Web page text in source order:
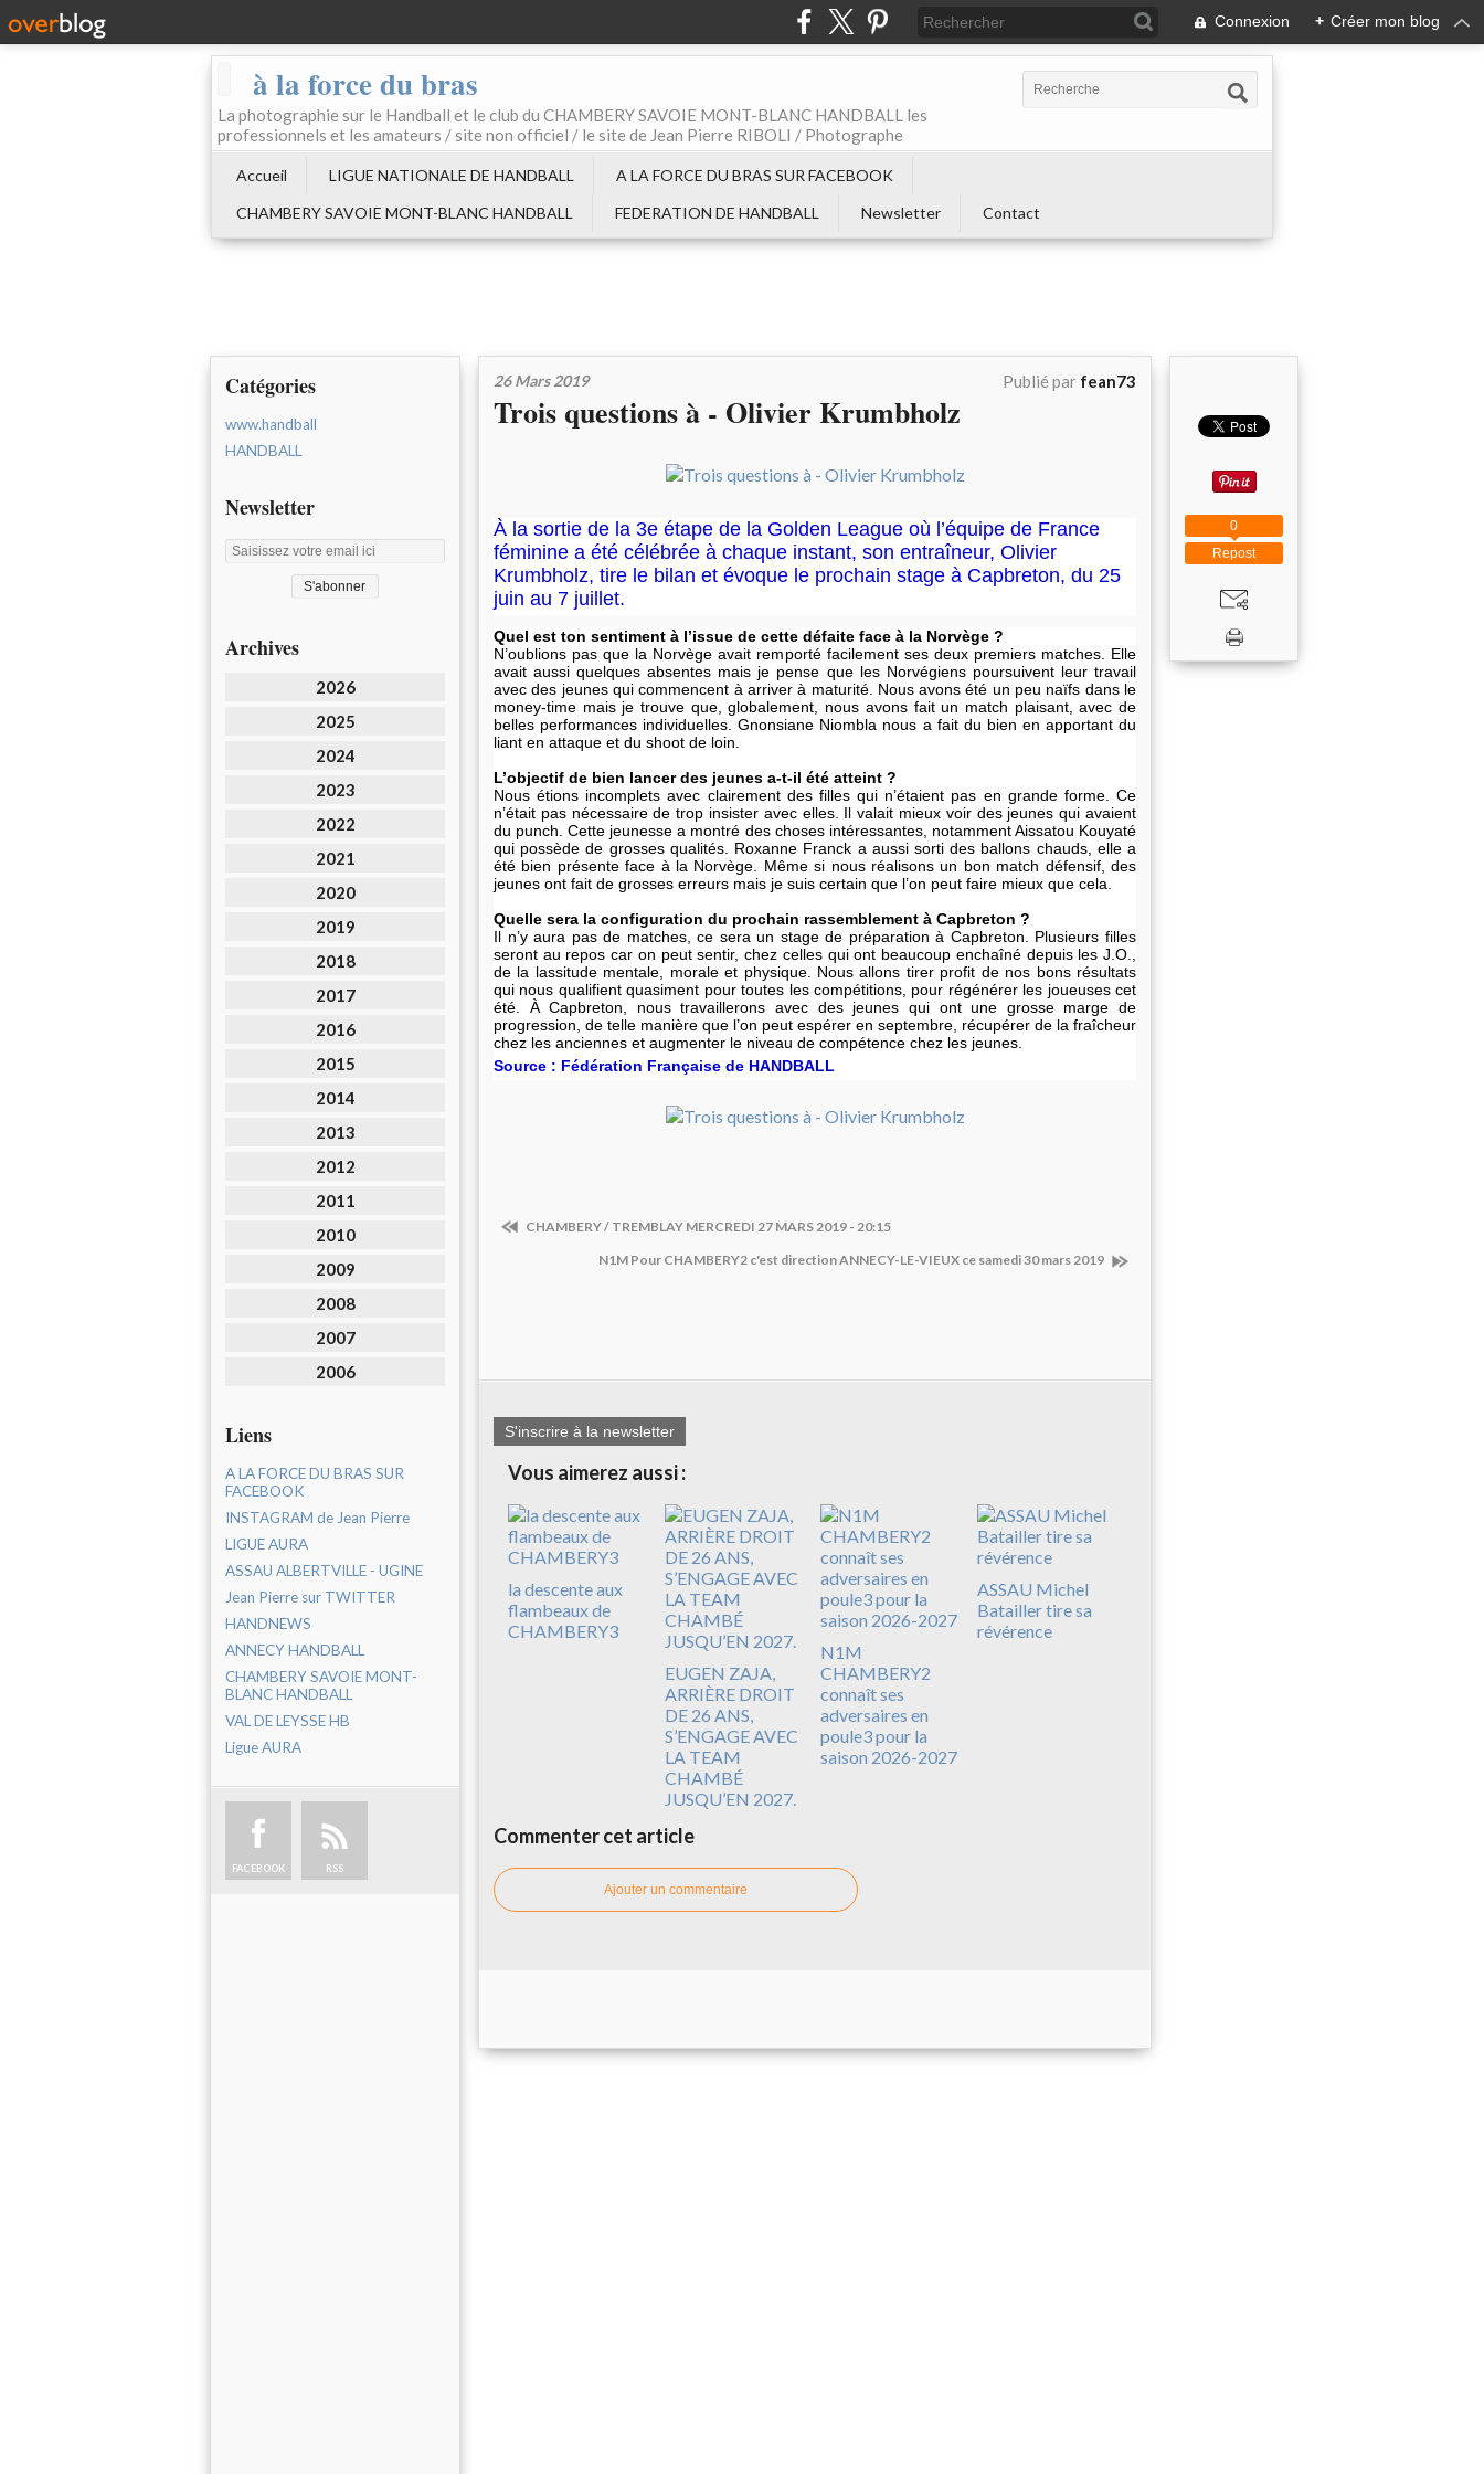
Connexion + Créer mon blog
à la force du bras
La photographie sur le Handball et le club du CHAMBERY SAVOIE MONT-BLANC HANDBALL les
professionnels et les amateurs / site non officiel / le site de Jean Pierre RIBOLI / Photographe
Accueil LIGUE NATIONALE DE HANDBALL
A LA FORCE DU BRAS SUR FACEBOOK
CHAMBERY SAVOIE MONT-BLANC HANDBALL
FEDERATION DE HANDBALL Newsletter Contact
Catégories
www.handball
HANDBALL
Newsletter
Archives
2026
2025
2024
2023
2022
2021
2020
2019
2018
2017
2016
2015
2014
2013
2012
2011
2010
2009
2008
2007
2006
Liens
A LA FORCE DU BRAS SUR
FACEBOOK
INSTAGRAM de Jean Pierre
LIGUE AURA
ASSAU ALBERTVILLE - UGINE
Jean Pierre sur TWITTER
HANDNEWS
ANNECY HANDBALL
CHAMBERY SAVOIE MONT-
BLANC HANDBALL
VAL DE LEYSSE HB
Ligue AURA
FACEBOOK RSS
26 Mars 2019 Publié par fean73
Trois questions à - Olivier Krumbholz
À la sortie de la 3e étape de la Golden League où l’équipe de France
féminine a été célébrée à chaque instant, son entraîneur, Olivier
Krumbholz, tire le bilan et évoque le prochain stage à Capbreton, du 25
juin au 7 juillet.
Quel est ton sentiment à l’issue de cette défaite face à la Norvège ?
N’oublions pas que la Norvège avait remporté facilement ses deux premiers matches. Elle
avait aussi quelques absentes mais je pense que les Norvégiens poursuivent leur travail
avec des jeunes qui commencent à arriver à maturité. Nous avons été un peu naïfs dans le
money-time mais je trouve que, globalement, nous avons fait un match plaisant, avec de
belles performances individuelles. Gnonsiane Niombla nous a fait du bien en apportant du
liant en attaque et du shoot de loin.
L’objectif de bien lancer des jeunes a-t-il été atteint ?
Nous étions incomplets avec clairement des filles qui n’étaient pas en grande forme. Ce
n’était pas nécessaire de trop insister avec elles. Il valait mieux voir des jeunes qui avaient
du punch. Cette jeunesse a montré des choses intéressantes, notamment Aissatou Kouyaté
qui possède de grosses qualités. Roxanne Franck a aussi sorti des ballons chauds, elle a
été bien présente face à la Norvège. Même si nous réalisons un bon match défensif, des
jeunes ont fait de grosses erreurs mais je suis certain que l’on peut faire mieux que cela.
Quelle sera la configuration du prochain rassemblement à Capbreton ?
Il n’y aura pas de matches, ce sera un stage de préparation à Capbreton. Plusieurs filles
seront au repos car on peut sentir, chez celles qui ont beaucoup enchaîné depuis les J.O.,
de la lassitude mentale, morale et physique. Nous allons tirer profit de nos bons résultats
qui nous qualifient quasiment pour toutes les compétitions, pour régénérer les joueuses cet
été. À Capbreton, nous travaillerons avec des jeunes qui ont une grosse marge de
progression, de telle manière que l’on peut espérer en septembre, récupérer de la fraîcheur
chez les anciennes et augmenter le niveau de compétence chez les jeunes.
Source : Fédération Française de HANDBALL
CHAMBERY / TREMBLAY MERCREDI 27 MARS 2019 - 20:15
N1M Pour CHAMBERY2 c'est direction ANNECY-LE-VIEUX ce samedi 30 mars 2019
S'inscrire à la newsletter
Vous aimerez aussi :
la descente aux
flambeaux de
CHAMBERY3
EUGEN ZAJA,
ARRIÈRE DROIT
DE 26 ANS,
S’ENGAGE AVEC
LA TEAM
CHAMBÉ
JUSQU’EN 2027.
N1M
CHAMBERY2
connaît ses
adversaires en
poule3 pour la
saison 2026-2027
ASSAU Michel
Batailler tire sa
révérence
Commenter cet article
Ajouter un commentaire
Repost
0